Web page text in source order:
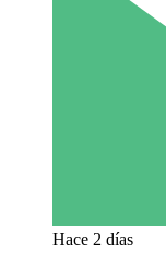
Hace 2 días